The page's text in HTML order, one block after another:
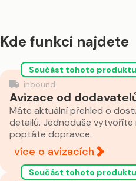
Kde funkci najdete
Součást tohoto produktu
inbound
Avizace od
Máte aktuální přehled o
detailů. Jednoduše vytvoříte
poptáte dopravce.
více o avizacích
Součást tohoto produktu